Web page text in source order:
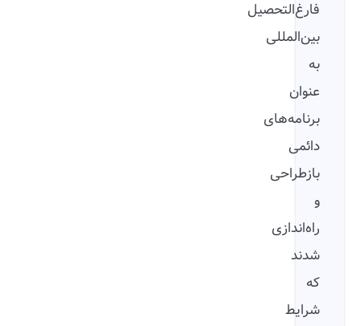
فارغ‌التحصیل
بین‌المللی
به‌
عنوان
برنامه‌های
دائمی
بازطراحی
راه‌اندازی
شدند
که
شرایط